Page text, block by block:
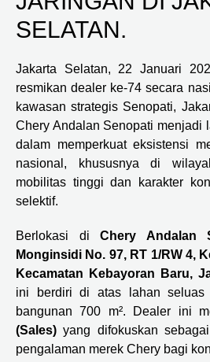
SELATAN.
Jakarta Selatan, 22 Januari
resmikan dealer ke-74 secara
kawasan strategis Senopati,
Chery Andalan Senopati menjadi
dalam memperkuat eksistensi
nasional, khususnya di
mobilitas tinggi dan karakter
selektif.
Berlokasi di Chery Andalan
Monginsidi No. 97, RT 1/RW 4,
Kecamatan Kebayoran Baru,
ini berdiri di atas lahan seluas
bangunan 700 m². Dealer ini
(Sales) yang difokuskan
pengalaman merek Chery bagi